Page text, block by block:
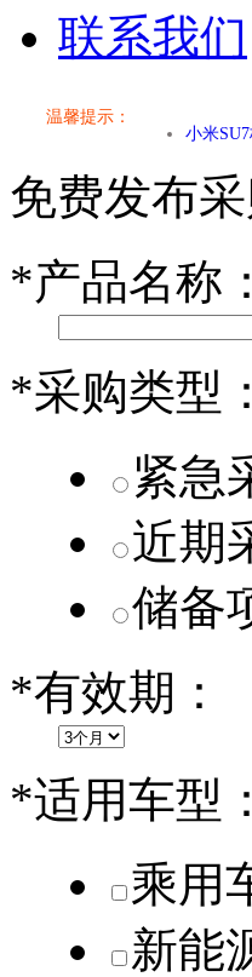
联系我们
温馨提示：
乐道L60
第二代
乐道L60
免费发布
*产品名称：
*采购类型：
紧急
近期
储备
*有效期：
*适用车型：
乘用
新能